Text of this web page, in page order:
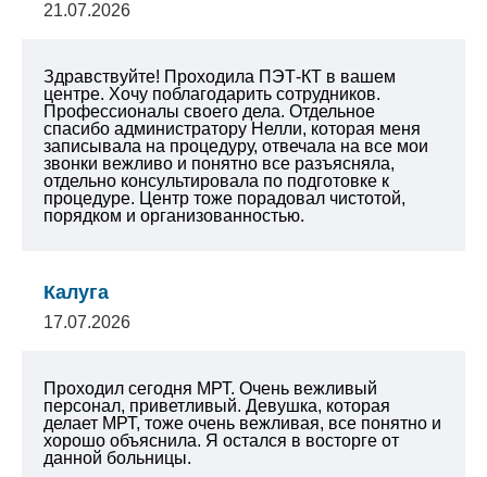
21.07.2026
Здравствуйте! Проходила ПЭТ-КТ в вашем
центре. Хочу поблагодарить сотрудников.
Профессионалы своего дела. Отдельное
спасибо администратору Нелли, которая меня
записывала на процедуру, отвечала на все мои
звонки вежливо и понятно все разъясняла,
отдельно консультировала по подготовке к
процедуре. Центр тоже порадовал чистотой,
порядком и организованностью.
Калуга
17.07.2026
Проходил сегодня МРТ. Очень вежливый
персонал, приветливый. Девушка, которая
делает МРТ, тоже очень вежливая, все понятно и
хорошо объяснила. Я остался в восторге от
данной больницы.